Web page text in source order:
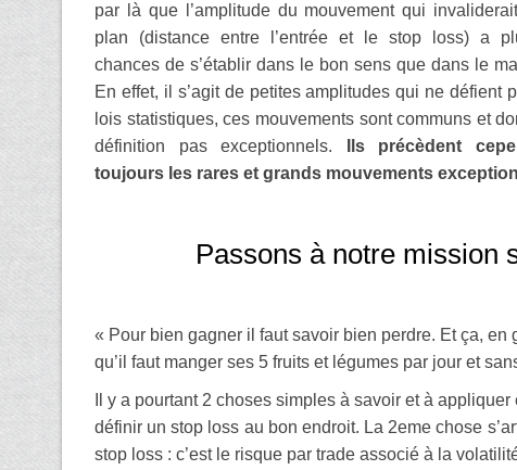
par là que l’amplitude du mouvement qui
plan (distance entre l’entrée et le stop loss) a
chances de s’établir dans le bon sens que dans le
En effet, il s’agit de petites amplitudes qui ne défient
lois statistiques, ces mouvements sont communs et
définition pas exceptionnels.
Ils précèdent
toujours les rares et grands mouvements
Passons à notre mission
« Pour bien gagner il faut savoir bien perdre. Et ça, en
qu’il faut manger ses 5 fruits et légumes par jour et
Il y a pourtant 2 choses simples à savoir et à
définir un stop loss au bon endroit. La 2eme chose
stop loss : c’est le risque par trade associé à la